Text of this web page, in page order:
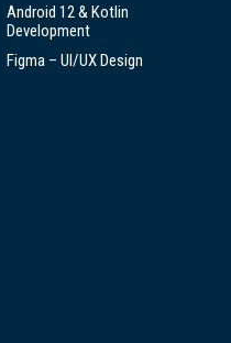
Android 12 & Kotlin
Development
Figma – UI/UX Design